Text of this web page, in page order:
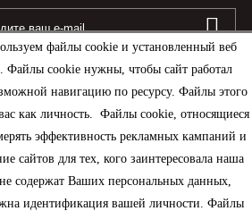
файлы cookie и установленный веб
Файлы cookie нужны, чтобы сайт работал
навигацию по ресурсу. Файлы этого
как личность. Файлы cookie, относящиеся
эффективность рекламных кампаний и
сайтов для тех, кого заинтересовала наша
содержат Ваших персональных данных,
идентификация вашей личности. Файлы